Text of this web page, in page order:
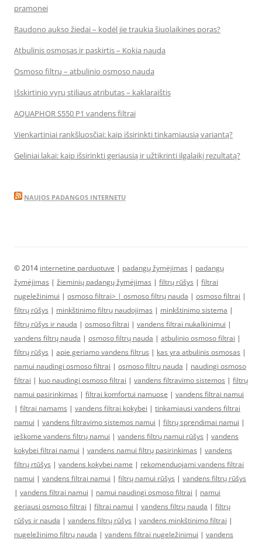
pramonei
Raudono aukso žiedai – kodėl jie traukia šiuolaikines poras?
Atbulinis osmosas ir paskirtis – Kokia nauda
Osmoso filtrų – atbulinio osmoso nauda
Išskirtinio vyrų stiliaus atributas – kaklaraištis
AQUAPHOR S550 P1 vandens filtrai
Vienkartiniai rankšluosčiai: kaip išsirinkti tinkamiausią variantą?
Geliniai lakai: kaip išsirinkti geriausią ir užtikrinti ilgalaikį rezultatą?
NAUJOS PADANGOS INTERNETU
© 2014 internetine parduotuve | padangų žymėjimas | padangų
žymėjimas | žieminių padangų žymėjimas | filtrų rūšys | filtrai
nugeležinimui | osmoso filtrai> | osmoso filtrų nauda | osmoso filtrai |
filtrų rūšys | minkštinimo filtrų naudojimas | minkštinimo sistema |
filtrų rūšys ir nauda | osmoso filtrai | vandens filtrai nukalkinimui |
vandens filtrų nauda | osmoso filtrų nauda | atbulinio osmoso filtrai |
filtrų rūšys | apie geriamo vandens filtrus | kas yra atbulinis osmosas |
namui naudingi osmoso filtrai | osmoso filtrų nauda | naudingi osmoso
filtrai | kuo naudingi osmoso filtrai | vandens filtravimo sistemos | filtrų
namui pasirinkimas | filtrai komfortui namuose | vandens filtrai namui
| filtrai namams | vandens filtrai kokybei | tinkamiausi vandens filtrai
namui | vandens filtravimo sistemos namui | filtrų sprendimai namui |
ieškome vandens filtrų namui | vandens filtrų namui rūšys | vandens
kokybei filtrai namui | vandens namui filtrų pasirinkimas | vandens
filtrų rtūšys | vandens kokybei name | rekomenduojami vandens filtrai
namui | vandens filtrai namui | filtrų namui rūšys | vandens filtrų rūšys
| vandens filtrai namui | namui naudingi osmoso filtrai | namui
geriausi osmoso filtrai | filtrai namui | vandens filtrų nauda | filtrų
rūšys ir nauda | vandens filtrų rūšys | vandens minkštinimo filtrai |
nugeležinimo filtrų nauda | vandens filtrai nugeležinimui | vandens